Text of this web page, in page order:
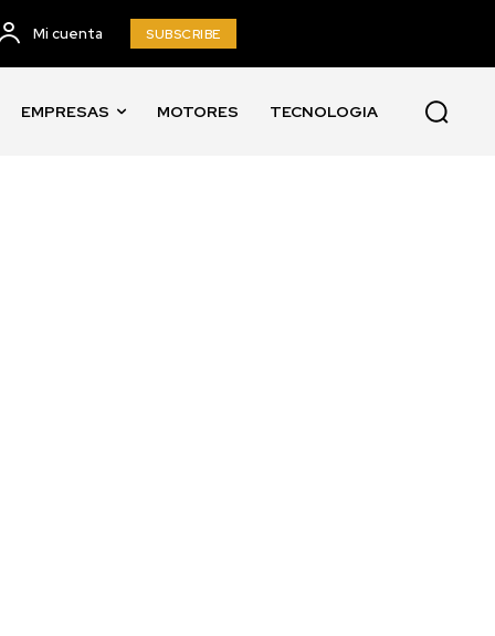
Mi cuenta SUBSCRIBE
EMPRESAS MOTORES TECNOLOGIA